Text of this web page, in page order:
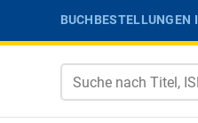
BUCHBESTELLUNGEN